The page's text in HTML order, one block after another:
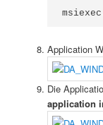
Application
Die
application